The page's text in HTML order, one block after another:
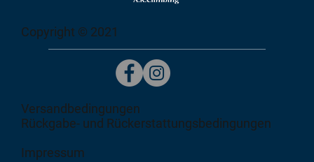
Copyright © 2021
Versandbedingungen
Rückgabe- und Rückerstattungsbedingungen
Impressum